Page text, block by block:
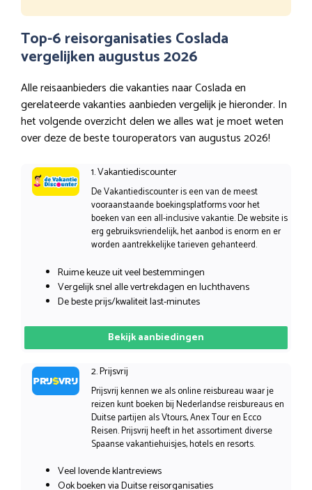
Top-6 reisorganisaties Coslada
vergelijken augustus 2026
Alle reisaanbieders die vakanties naar Coslada en
gerelateerde vakanties aanbieden vergelijk je hieronder. In
het volgende overzicht delen we alles wat je moet weten
over deze de beste touroperators van augustus 2026!
1. Vakantiediscounter
De Vakantiediscounter is een van de meest
vooraanstaande boekingsplatforms voor het
boeken van een all-inclusive vakantie. De website is
erg gebruiksvriendelijk, het aanbod is enorm en er
worden aantrekkelijke tarieven gehanteerd.
Ruime keuze uit veel bestemmingen
Vergelijk snel alle vertrekdagen en luchthavens
De beste prijs/kwaliteit last-minutes
Bekijk aanbiedingen
2. Prijsvrij
Prijsvrij kennen we als online reisbureau waar je
reizen kunt boeken bij Nederlandse reisbureaus en
Duitse partijen als Vtours, Anex Tour en Ecco
Reisen. Prijsvrij heeft in het assortiment diverse
Spaanse vakantiehuisjes, hotels en resorts.
Veel lovende klantreviews
Ook boeken via Duitse reisorganisaties